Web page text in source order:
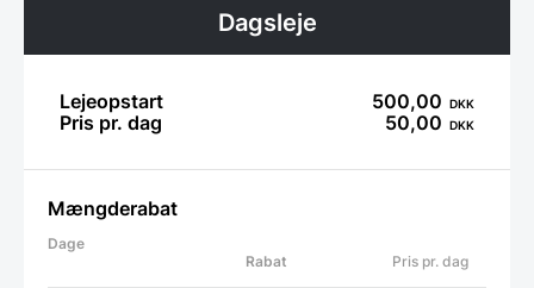
Dagsleje
Lejeopstart 500,00 DKK
Pris pr. dag 50,00 DKK
Mængderabat
Dage
Rabat
Pris pr. dag